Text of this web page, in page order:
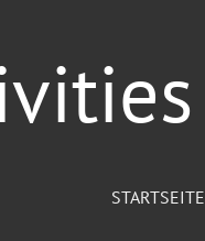
STARTSEITE